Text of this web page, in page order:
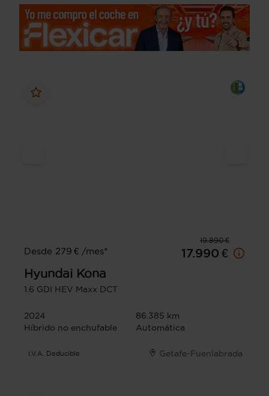
19.890 €
Desde 279 € /mes*
17.990 €
Hyundai Kona
1.6 GDI HEV Maxx DCT
2024
86.385 km
Híbrido no enchufable
Automática
I.V.A. Deducible Getafe-Fuenlabrada